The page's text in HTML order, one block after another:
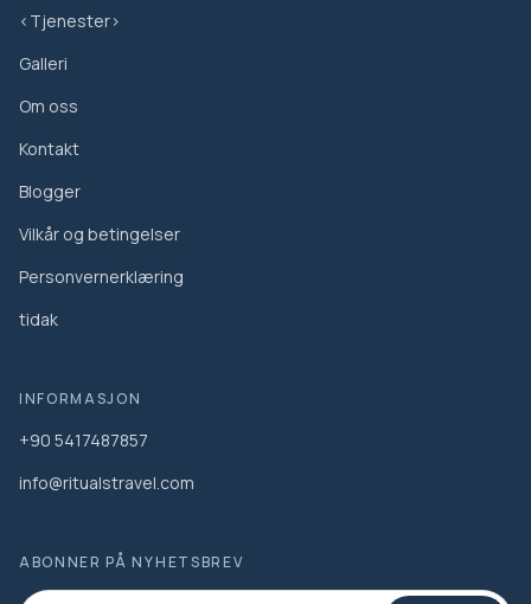
<Tjenester>
Galleri
Om oss
Kontakt
Blogger
Vilkår og betingelser
Personvernerklæring
tidak
INFORMASJON
+90 5417487857
info@ritualstravel.com
ABONNER PÅ NYHETSBREV